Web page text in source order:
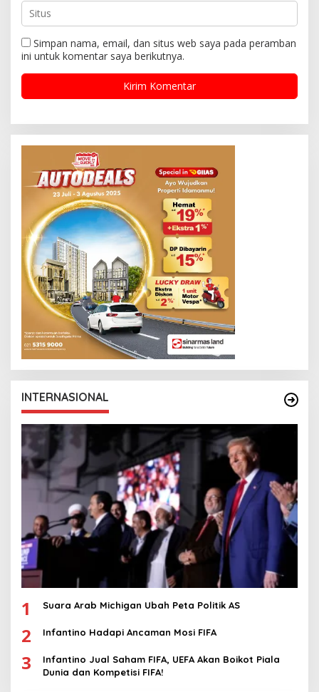
Simpan nama, email, dan situs web saya pada peramban
ini untuk komentar saya berikutnya.
INTERNASIONAL
1 Suara Arab Michigan Ubah Peta Politik AS
2 Infantino Hadapi Ancaman Mosi FIFA
3
Infantino Jual Saham FIFA, UEFA Akan Boikot Piala
Dunia dan Kompetisi FIFA!